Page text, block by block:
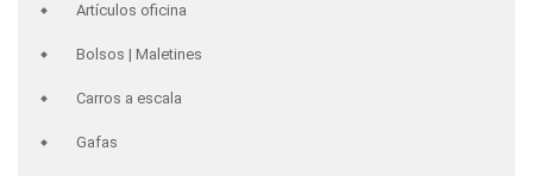
Artículos oficina
Bolsos | Maletines
Carros a escala
Gafas